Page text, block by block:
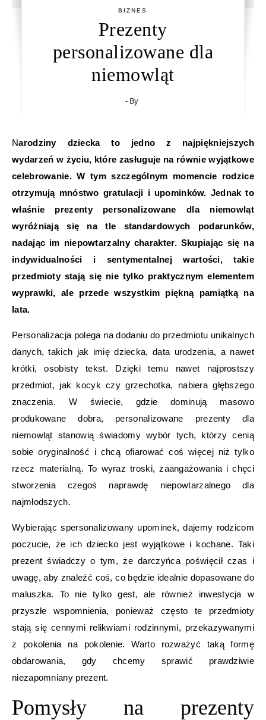
BIZNES
Prezenty
personalizowane dla
niemowląt
- By
Narodziny dziecka to jedno z najpiękniejszych
wydarzeń w życiu, które zasługuje na równie wyjątkowe
celebrowanie. W tym szczególnym momencie rodzice
otrzymują mnóstwo gratulacji i upominków. Jednak to
właśnie prezenty personalizowane dla niemowląt
wyróżniają się na tle standardowych podarunków,
nadając im niepowtarzalny charakter. Skupiając się na
indywidualności i sentymentalnej wartości, takie
przedmioty stają się nie tylko praktycznym elementem
wyprawki, ale przede wszystkim piękną pamiątką na
lata.
Personalizacja polega na dodaniu do przedmiotu unikalnych
danych, takich jak imię dziecka, data urodzenia, a nawet
krótki, osobisty tekst. Dzięki temu nawet najprostszy
przedmiot, jak kocyk czy grzechotka, nabiera głębszego
znaczenia. W świecie, gdzie dominują masowo
produkowane dobra, personalizowane prezenty dla
niemowląt stanowią świadomy wybór tych, którzy cenią
sobie oryginalność i chcą ofiarować coś więcej niż tylko
rzecz materialną. To wyraz troski, zaangażowania i chęci
stworzenia czegoś naprawdę niepowtarzalnego dla
najmłodszych.
Wybierając spersonalizowany upominek, dajemy rodzicom
poczucie, że ich dziecko jest wyjątkowe i kochane. Taki
prezent świadczy o tym, że darczyńca poświęcił czas i
uwagę, aby znaleźć coś, co będzie idealnie dopasowane do
maluszka. To nie tylko gest, ale również inwestycja w
przyszłe wspomnienia, ponieważ często te przedmioty
stają się cennymi relikwiami rodzinnymi, przekazywanymi
z pokolenia na pokolenie. Warto rozważyć taką formę
obdarowania, gdy chcemy sprawić prawdziwie
niezapomniany prezent.
Pomysły na prezenty